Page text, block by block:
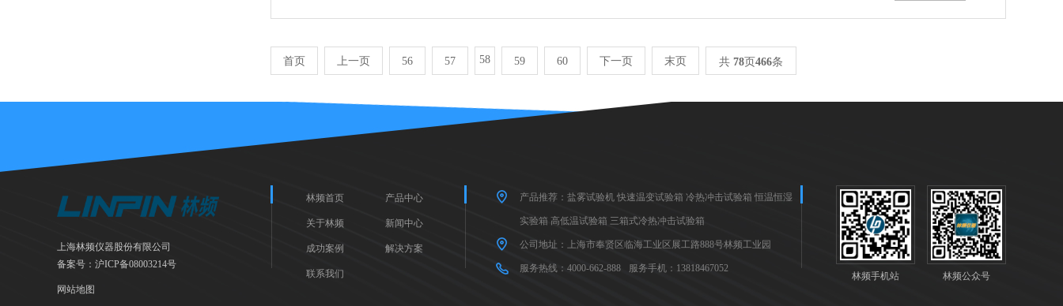
首页 上一页 56 57 58 59 60 下一页 末页 共 78页 466条
上海林频仪器股份有限公司
备案号： 沪ICP备08003214号
网站地图
林频首页 产品中心
关于林频 新闻中心
成功案例 解决方案
联系我们
产品推荐： 盐雾试验机 快速温变试验箱 冷热冲击试验箱 恒温恒湿
实验箱 高低温试验箱 三箱式冷热冲击试验箱
公司地址：上海市奉贤区临海工业区展工路888号林频工业园
服务热线：4000-662-888 服务手机：13818467052
林频手机站 林频公众号